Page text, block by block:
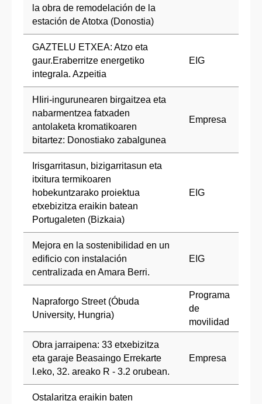
la obra de remodelación de la
estación de Atotxa (Donostia)
GAZTELU ETXEA: Atzo eta
gaur.Eraberritze energetiko
integrala. Azpeitia
EIG
HIiri-ingurunearen birgaitzea eta
nabarmentzea fatxaden
antolaketa kromatikoaren
bitartez: Donostiako zabalgunea
Empresa
Irisgarritasun, bizigarritasun eta
itxitura termikoaren
hobekuntzarako proiektua
etxebizitza eraikin batean
Portugaleten (Bizkaia)
EIG
Mejora en la sostenibilidad en un
edificio con instalación
centralizada en Amara Berri.
EIG
Napraforgo Street (Óbuda
University, Hungria)
Programa
de
movilidad
Obra jarraipena: 33 etxebizitza
eta garaje Beasaingo Errekarte
I.eko, 32. areako R - 3.2 orubean.
Empresa
Ostalaritza eraikin baten